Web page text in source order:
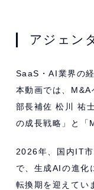
アジェン
SaaS・AI業界の
本動画では、
部長補佐 松川 祐
の成長戦略」と「
2026年、国内IT
で、生成AIの進化
転換期を迎えてい